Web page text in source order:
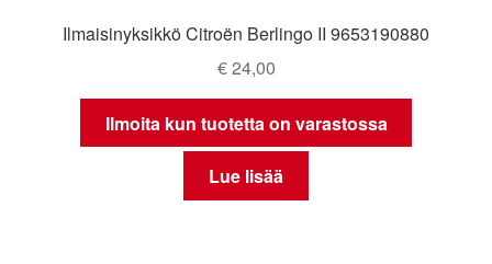
Ilmaisinyksikkö Citroën Berlingo II 9653190880
€24,00
Ilmoita kun tuotetta on varastossa
Lue lisää